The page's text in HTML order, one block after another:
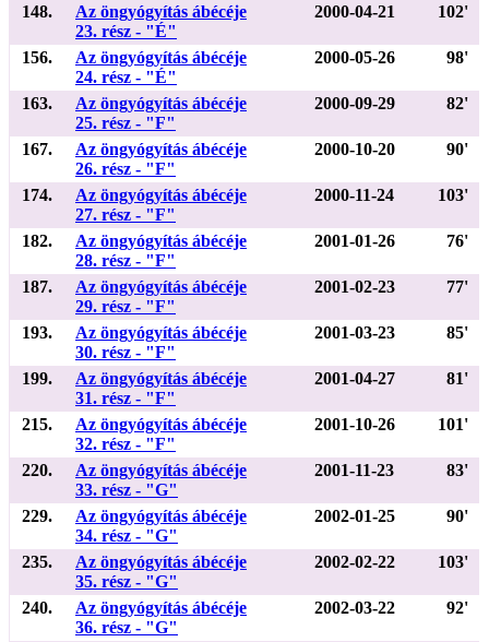
148.
Az öngyógyítás ábécéje
23. rész - "É"
2000-04-21 102'
156.
Az öngyógyítás ábécéje
24. rész - "É"
2000-05-26 98'
163.
Az öngyógyítás ábécéje
25. rész - "F"
2000-09-29 82'
167.
Az öngyógyítás ábécéje
26. rész - "F"
2000-10-20 90'
174.
Az öngyógyítás ábécéje
27. rész - "F"
2000-11-24 103'
182.
Az öngyógyítás ábécéje
28. rész - "F"
2001-01-26 76'
187.
Az öngyógyítás ábécéje
29. rész - "F"
2001-02-23 77'
193.
Az öngyógyítás ábécéje
30. rész - "F"
2001-03-23 85'
199.
Az öngyógyítás ábécéje
31. rész - "F"
2001-04-27 81'
215.
Az öngyógyítás ábécéje
32. rész - "F"
2001-10-26 101'
220.
Az öngyógyítás ábécéje
33. rész - "G"
2001-11-23 83'
229.
Az öngyógyítás ábécéje
34. rész - "G"
2002-01-25 90'
235.
Az öngyógyítás ábécéje
35. rész - "G"
2002-02-22 103'
240.
Az öngyógyítás ábécéje
36. rész - "G"
2002-03-22 92'